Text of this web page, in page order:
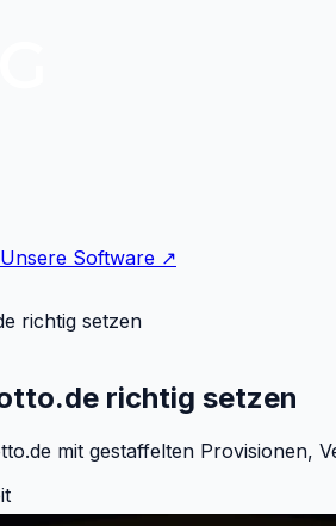
Unsere Software ↗
richtig setzen
richtig setzen
mit gestaffelten Provisionen,